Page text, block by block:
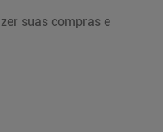
suas compras e